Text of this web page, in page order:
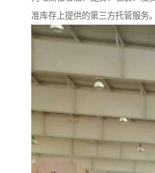
准库存上提供的第三方托管服务。